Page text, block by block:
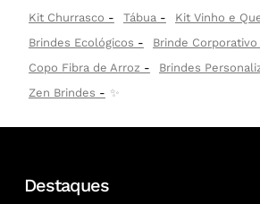
Kit Churrasco
Tábua
Kit Vinho e
Brindes Ecológicos
Brinde Corporativo
Copo Fibra de Arroz
Brindes
Zen Brindes
✨
Destaques